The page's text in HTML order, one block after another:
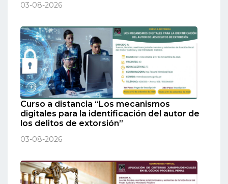
03-08-2026
Curso a distancia “Los mecanismos
digitales para la identificación del autor de
los delitos de extorsión”
03-08-2026